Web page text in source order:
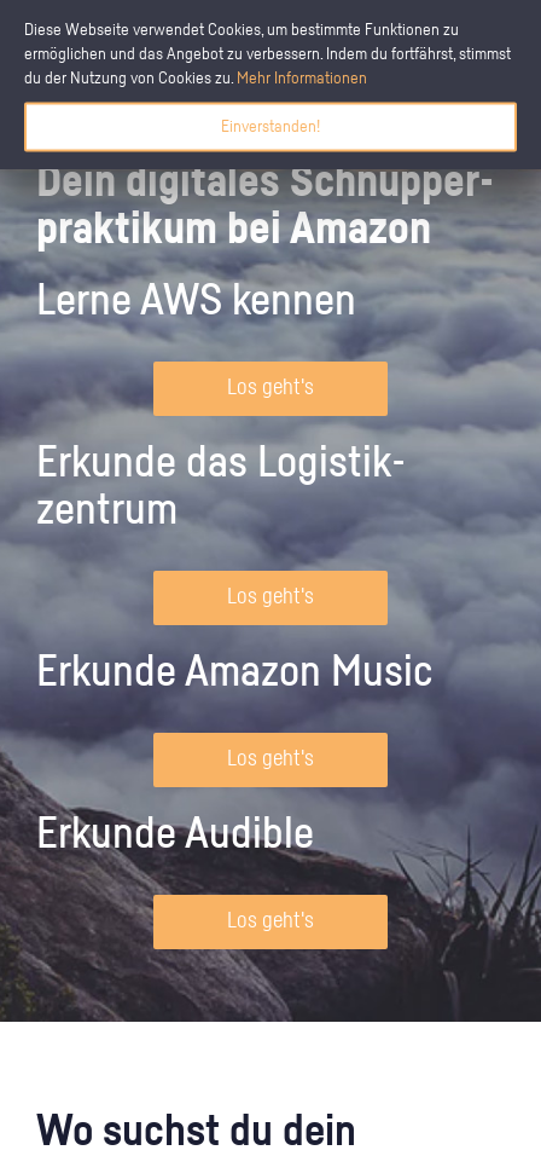
Diese Webseite verwendet Cookies, um bestimmte Funktionen zu
ermöglichen und das Angebot zu verbessern. Indem du fortfährst, stimmst
du der Nutzung von Cookies zu. Mehr Informationen
Einverstanden!
Dein digitales Schnupper­
praktikum bei Amazon
Lerne AWS kennen
Los geht's
Erkunde das Logistik­
zentrum
Los geht's
Erkunde Amazon Music
Los geht's
Erkunde Audible
Los geht's
Wo suchst du dein